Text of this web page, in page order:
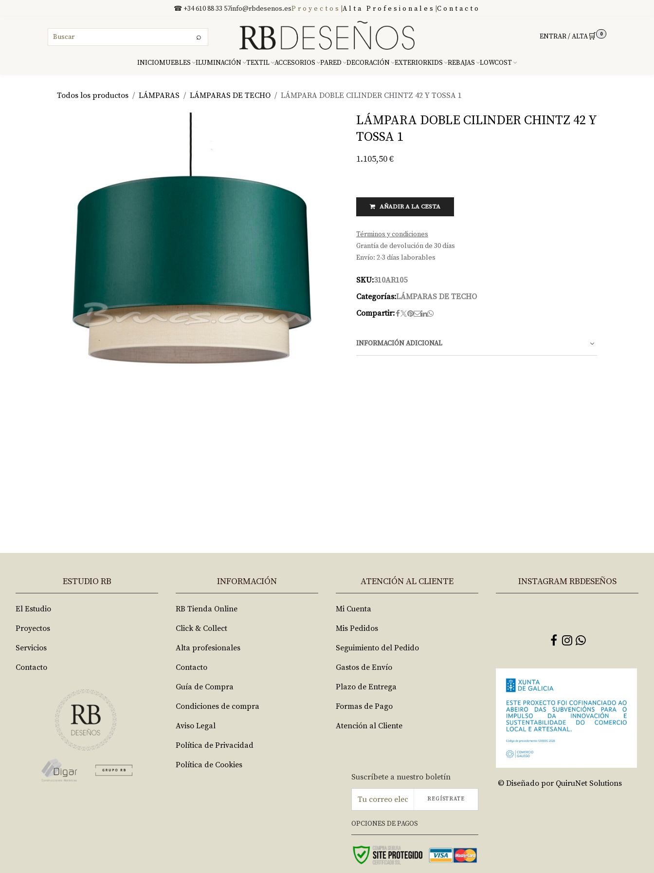
☎ +34 610 88 33 57info@rbdesenos.esProyectos Alta Profesionales Contacto
⌕ ENTRAR / ALTA🛒 0
INICIOMUEBLES ILUMINACIÓN TEXTIL ACCESORIOS PARED DECORACIÓN EXTERIORKIDS REBAJAS LOWCOST
Todos los productos LÁMPARAS LÁMPARAS DE TECHO LÁMPARA DOBLE CILINDER CHINTZ 42 Y TOSSA 1
LÁMPARA DOBLE CILINDER CHINTZ 42 Y
TOSSA 1
1.105,50€
AÑADIR A LA CESTA
Términos y condiciones
Grantía de devolución de 30 días
Envío: 2-3 días laborables
SKU:310AR105
Categorías:LÁMPARAS DE TECHO
Compartir:
INFORMACIÓN ADICIONAL
ESTUDIO RB
El Estudio
Proyectos
Servicios
Contacto
INFORMACIÓN
RB Tienda Online
Click & Collect
Alta profesionales
Contacto
Guía de Compra
Condiciones de compra
Aviso Legal
Política de Privacidad
Política de Cookies
ATENCIÓN AL CLIENTE
Mi Cuenta
Mis Pedidos
Seguimiento del Pedido
Gastos de Envío
Plazo de Entrega
Formas de Pago
Atención al Cliente
Suscríbete a nuestro boletín
REGÍSTRATE
OPCIONES DE PAGOS
INSTAGRAM RBDESEÑOS
© Diseñado por QuiruNet Solutions